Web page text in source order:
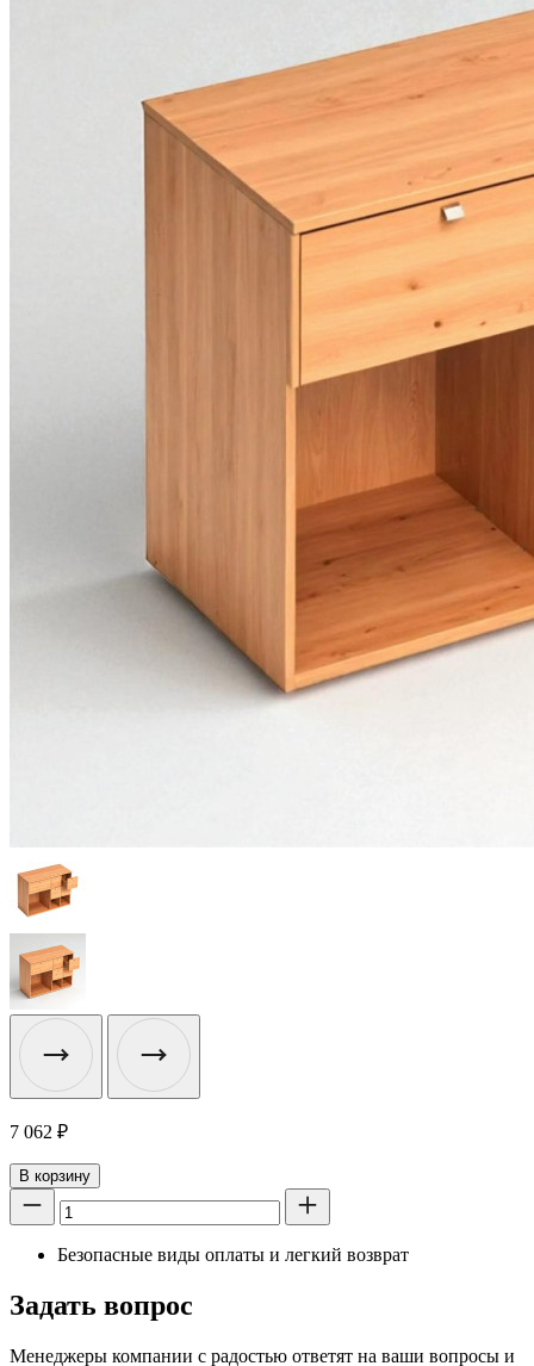
7 062 ₽
В корзину
Безопасные виды оплаты и легкий возврат
Задать вопрос
Менеджеры компании с радостью ответят на ваши вопросы и